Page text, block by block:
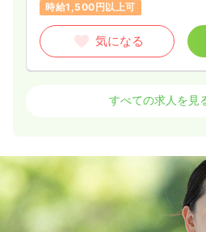
時給1,500円以上可
気になる
介護・福祉系正・准看護師
給与 19.5〜26.1 賞与2回
8:30～17:30（休憩60分）
月給26万円以上可
すべての求人を見